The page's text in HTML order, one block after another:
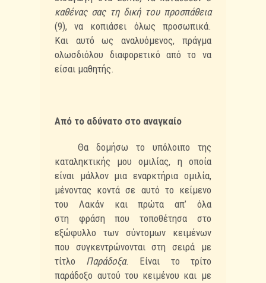
καθένας σας τη δική του προσπάθεια
(9), να κοπιάσει όλως προσωπικά.
Και αυτό ως αναλυόμενος, πράγμα
ολωσδιόλου διαφορετικό από το να
είσαι μαθητής.
Από το αδύνατο στο αναγκαίο
Θα δομήσω το υπόλοιπο της
καταληκτικής μου ομιλίας, η οποία
είναι μάλλον μιαεναρκτήρια ομιλία,
μένοντας κοντά σε αυτό το κείμενο
του Λακάν και πρώτα απ’ όλα
στη φράση που τοποθέτησα στο
εξώφυλλο των σύντομων κειμένων
που συγκεντρώνονται στησειρά με
τίτλο Παράδοξα. Είναι το τρίτο
παράδοξο αυτού του κειμένου και με